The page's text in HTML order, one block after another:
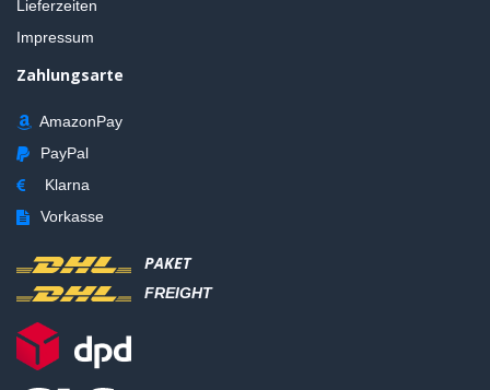
Lieferzeiten
Impressum
Zahlungsarte
AmazonPay
PayPal
Klarna
Vorkasse
PAKET
FREIGHT